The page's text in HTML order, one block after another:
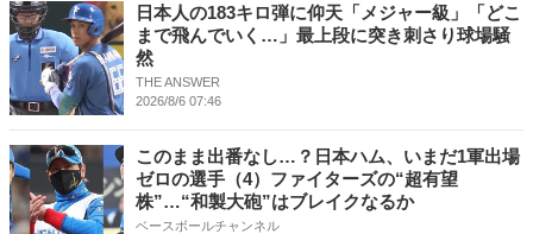
日本人の183キロ弾に仰天「メジャー級」「どこ
まで飛んでいく…」最上段に突き刺さり球場騒
然
THE ANSWER
2026/8/6 07:46
このまま出番なし…？日本ハム、いまだ1軍出場
ゼロの選手（4）ファイターズの“超有望
株”…“和製大砲”はブレイクなるか
ベースボールチャンネル